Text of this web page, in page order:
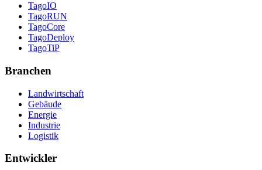
TagoIO
TagoRUN
TagoCore
TagoDeploy
TagoTiP
Branchen
Landwirtschaft
Gebäude
Energie
Industrie
Logistik
Entwickler